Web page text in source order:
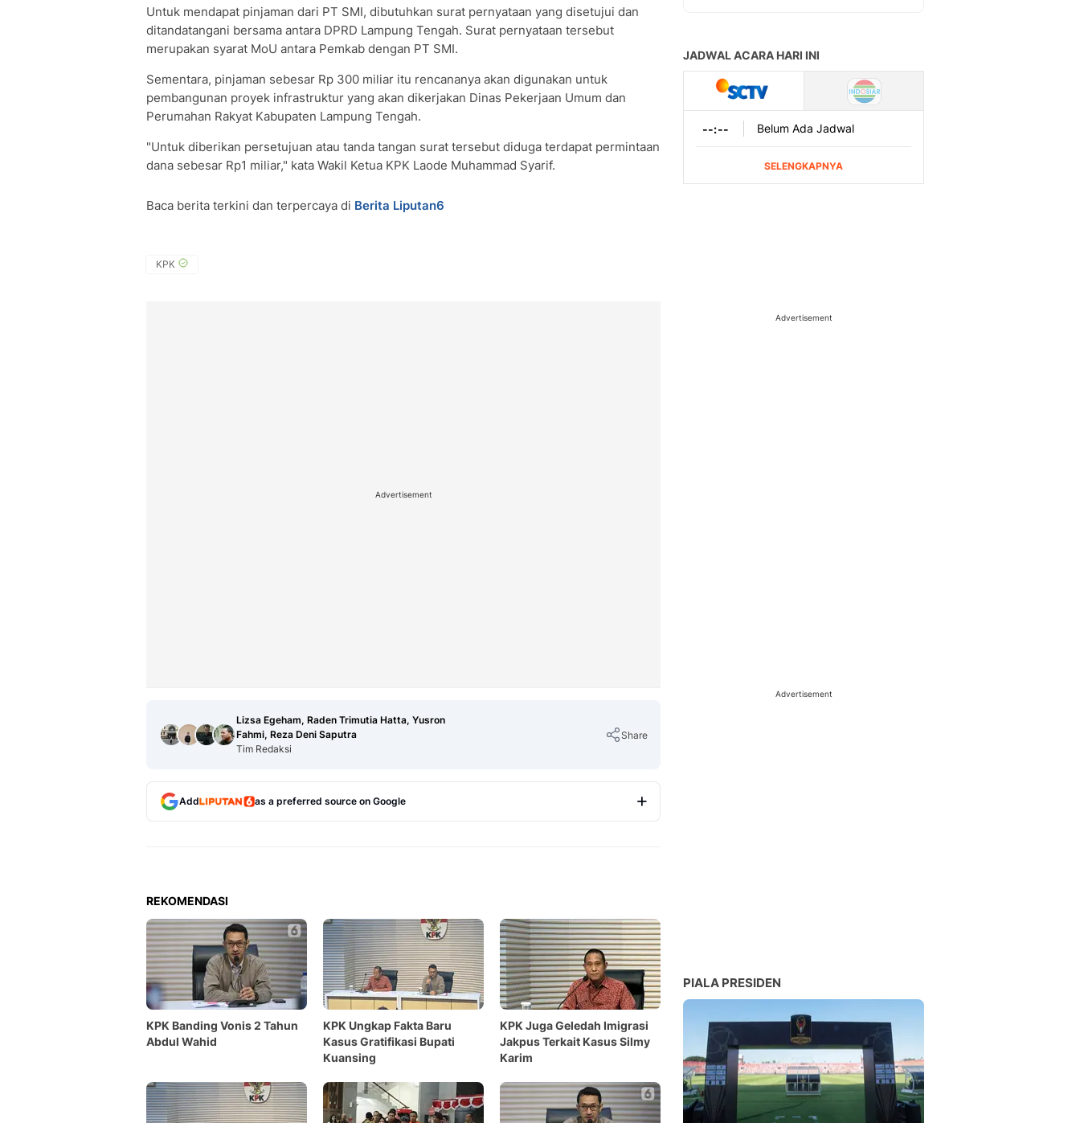
Untuk mendapat pinjaman dari PT SMI, dibutuhkan surat pernyataan yang disetujui dan
ditandatangani bersama antara DPRD Lampung Tengah. Surat pernyataan tersebut
merupakan syarat MoU antara Pemkab dengan PT SMI.
Sementara, pinjaman sebesar Rp 300 miliar itu rencananya akan digunakan untuk
pembangunan proyek infrastruktur yang akan dikerjakan Dinas Pekerjaan Umum dan
Perumahan Rakyat Kabupaten Lampung Tengah.
"Untuk diberikan persetujuan atau tanda tangan surat tersebut diduga terdapat permintaan
dana sebesar Rp1 miliar," kata Wakil Ketua KPK Laode Muhammad Syarif.
Baca berita terkini dan terpercaya di Berita Liputan6
KPK
Advertisement
Lizsa Egeham, Raden Trimutia Hatta, Yusron
Fahmi, Reza Deni Saputra
Tim Redaksi
Share
Add as a preferred source on Google
REKOMENDASI
KPK Banding Vonis 2 Tahun
Abdul Wahid
KPK Ungkap Fakta Baru
Kasus Gratifikasi Bupati
Kuansing
KPK Juga Geledah Imigrasi
Jakpus Terkait Kasus Silmy
Karim
Advertisement
Advertisement
PIALA PRESIDEN